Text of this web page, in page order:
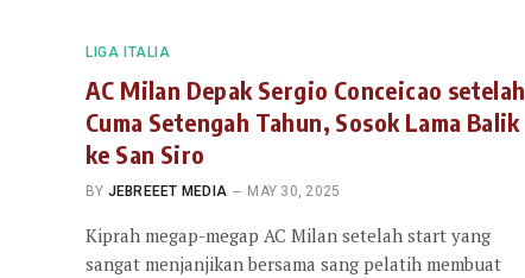
LIGA ITALIA
AC Milan Depak Sergio Conceicao setelah
Cuma Setengah Tahun, Sosok Lama Balik
ke San Siro
BY JEBREEET MEDIA MAY 30, 2025
Kiprah megap-megap AC Milan setelah start yang
sangat menjanjikan bersama sang pelatih membuat